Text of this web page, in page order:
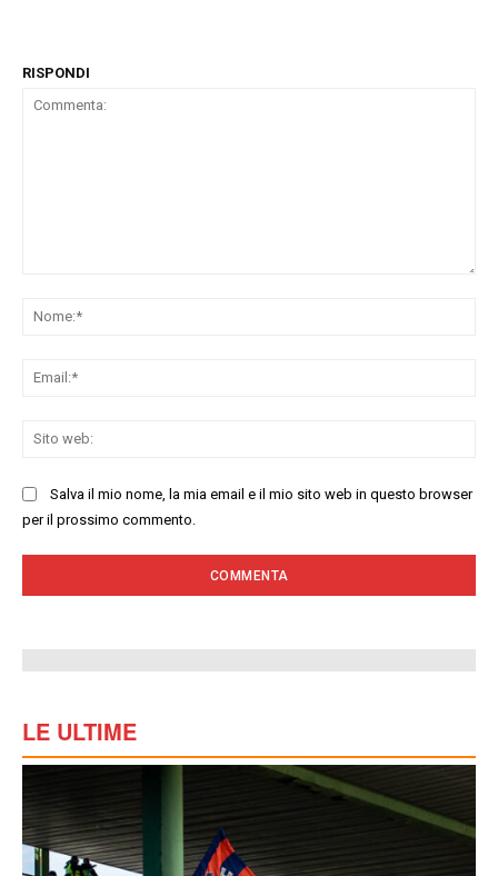
RISPONDI
Salva il mio nome, la mia email e il mio sito web in questo browser
per il prossimo commento.
LE ULTIME